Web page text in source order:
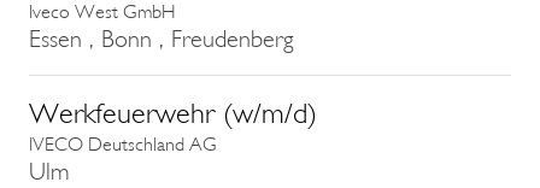
Iveco West GmbH
Essen , Bonn , Freudenberg
Werkfeuerwehr (w/m/d)
IVECO Deutschland AG
Ulm